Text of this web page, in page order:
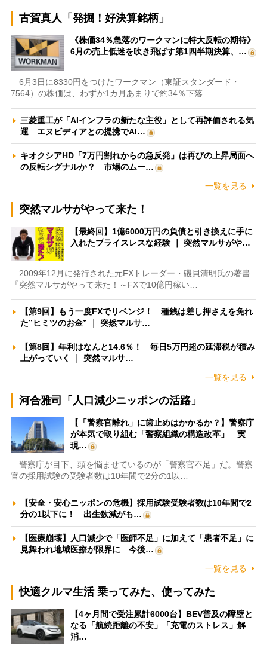
古賀真人「発掘！好決算銘柄」
《株価34％急落のワークマンに特大反転の期待》
6月の売上低迷を吹き飛ばす第1四半期決算、…
6月3日に8330円をつけたワークマン（東証スタンダード・
7564）の株価は、わずか1カ月あまりで約34％下落…
三菱重工が「AIインフラの新たな主役」として再評価される気
運 エヌビディアとの提携でAI…
キオクシアHD「7万円割れからの急反発」は再びの上昇局面へ
の反転シグナルか？ 市場のムー…
一覧を見る
突然マルサがやって来た！
【最終回】1億6000万円の負債と引き換えに手に
入れたプライスレスな経験 ｜ 突然マルサがや…
2009年12月に発行された元FXトレーダー・磯貝清明氏の著書
『突然マルサがやって来た！～FXで10億円稼い…
【第9回】もう一度FXでリベンジ！ 種銭は差し押さえを免れ
た”ヒミツのお金” ｜ 突然マルサ…
【第8回】年利はなんと14.6％！ 毎日5万円超の延滞税が積み
上がっていく ｜ 突然マルサ…
一覧を見る
河合雅司「人口減少ニッポンの活路」
【「警察官離れ」に歯止めはかかるか？】警察庁
が本気で取り組む「警察組織の構造改革」 実
現…
警察庁が目下、頭を悩ませているのが「警察官不足」だ。警察
官の採用試験の受験者数は10年間で2分の1以…
【安全・安心ニッポンの危機】採用試験受験者数は10年間で2
分の1以下に！ 出生数減がも…
【医療崩壊】人口減少で「医師不足」に加えて「患者不足」に
見舞われ地域医療が限界に 今後…
一覧を見る
快適クルマ生活 乗ってみた、使ってみた
【4ヶ月間で受注累計6000台】BEV普及の障壁と
なる「航続距離の不安」「充電のストレス」解
消…